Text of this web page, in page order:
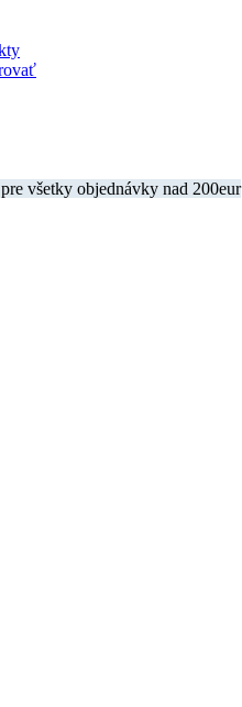
všetky objednávky nad 200eur